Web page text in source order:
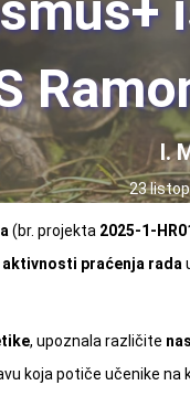
I.
23
(br. projekta 2025-1-
aktivnosti praćenja rada
, upoznala različite
koja potiče učenike na